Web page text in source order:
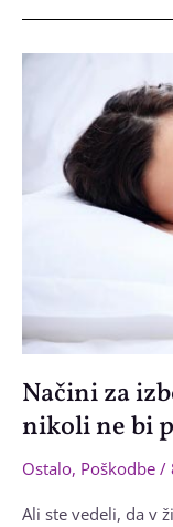
7
najpogostejših
Načini za
nikoli ne bi
Ostalo, Poškodbe /
Ali ste vedeli, da v